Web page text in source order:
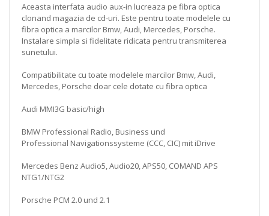
Aceasta interfata audio aux-in lucreaza pe fibra optica
clonand magazia de cd-uri. Este pentru toate modelele cu
fibra optica a marcilor Bmw, Audi, Mercedes, Porsche.
Instalare simpla si fidelitate ridicata pentru transmiterea
sunetului.
Compatibilitate cu toate modelele marcilor Bmw, Audi,
Mercedes, Porsche doar cele dotate cu fibra optica
Audi MMI3G basic/high
BMW Professional Radio, Business und
Professional Navigationssysteme (CCC, CIC) mit iDrive
Mercedes Benz Audio5, Audio20, APS50, COMAND APS
NTG1/NTG2
Porsche PCM 2.0 und 2.1